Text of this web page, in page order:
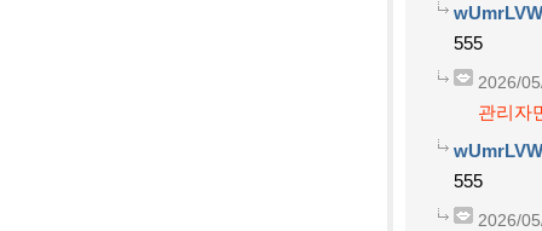
555
2026/
관리자
555
2026/